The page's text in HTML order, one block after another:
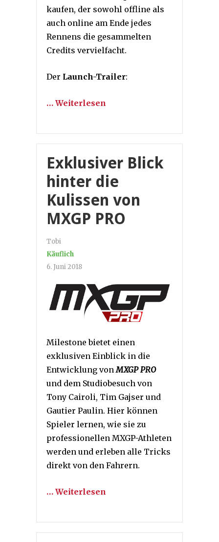
kaufen, der sowohl offline als
auch online am Ende jedes
Rennens die gesammelten
Credits vervielfacht.
Der Launch-Trailer:
… Weiterlesen
Exklusiver Blick
hinter die
Kulissen von
MXGP PRO
Tobi
Käuflich
6. Juni 2018
Milestone bietet einen
exklusiven Einblick in die
Entwicklung vonMXGP PRO
und dem Studiobesuch von
Tony Cairoli, Tim Gajser und
Gautier Paulin. Hier können
Spieler lernen, wie sie zu
professionellen MXGP-Athleten
werden und erleben alle Tricks
direkt von den Fahrern.
… Weiterlesen